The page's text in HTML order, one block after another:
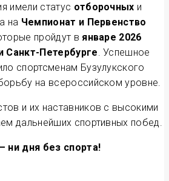
имели статус отборочных и
на Чемпионат и Первенство
пройдут в январе 2026
Санкт-Петербурге . Успешное
спортсменам Бузулукского
на всероссийском уровне.
и их наставников с высокими
дальнейших спортивных побед.
ни дня без спорта!